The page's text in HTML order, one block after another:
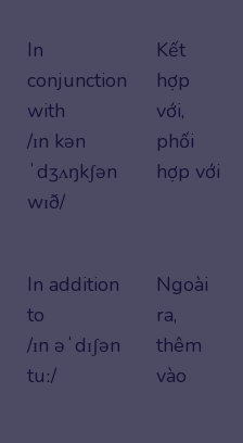
In
conjunction
with
/ɪn kən
ˈdʒʌŋkʃən
wɪð/
Kết
hợp
với,
phối
hợp với
In addition
to
/ɪn əˈdɪʃən
tuː/
Ngoài
ra,
thêm
vào